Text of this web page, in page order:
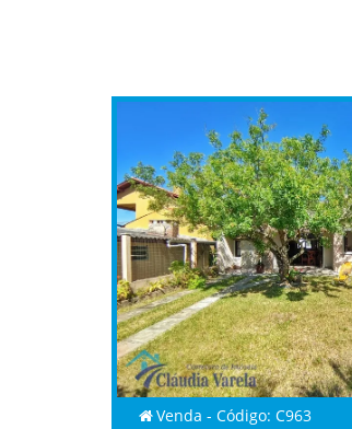
Venda - Código: C963